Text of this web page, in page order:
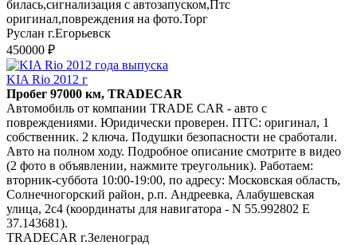
билась,сигнализация с автозапуском,Птс
оригинал,повреждения на фото.Торг
Руслан г.Егорьевск
450000 ₽
KIA Rio 2012 г
Пробег 97000 км, TRADECAR
Автомобиль от компании TRADE CAR - авто с
повреждениями. Юридически проверен. ПТС: оригинал, 1
собственник. 2 ключа. Подушки безопасности не сработали.
Авто на полном ходу. Подробное описание смотрите в видео
(2 фото в объявлении, нажмите треугольник). Работаем:
вторник-суббота 10:00-19:00, по адресу: Московская область,
Солнечногорский район, р.п. Андреевка, Алабушевская
улица, 2с4 (координаты для навигатора - N 55.992802 E
37.143681).
TRADECAR г.Зеленоград